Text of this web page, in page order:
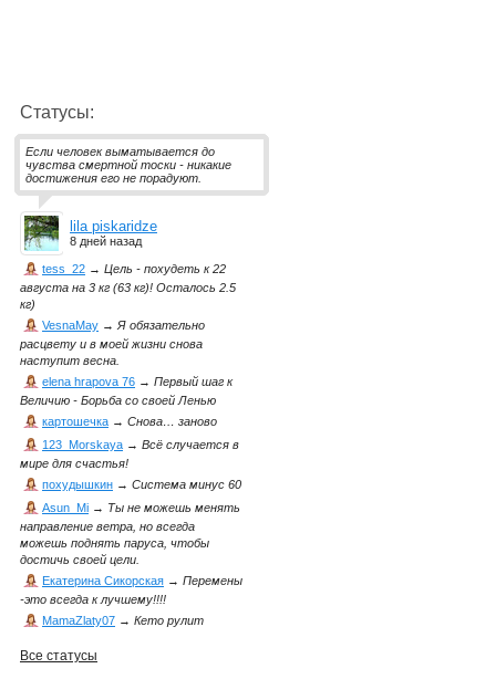
Статусы:
Если человек выматывается до
чувства смертной тоски - никакие
достижения его не порадуют.
lila piskaridze
8 дней назад
tess_22 → Цель - похудеть к 22
августа на 3 кг (63 кг)! Осталось 2.5
кг)
VesnaMay →Я обязательно
расцвету и в моей жизни снова
наступит весна.
elena hrapova 76 → Первый шаг к
Величию - Борьба со своей Ленью
картошечка → Снова… заново
123_Morskaya → Всё случается в
мире для счастья!
похудышкин → Система минус 60
Asun_Mi → Ты не можешь менять
направление ветра, но всегда
можешь поднять паруса, чтобы
достичь своей цели.
Екатерина Сикорская → Перемены
-это всегда к лучшему!!!!
MamaZlaty07 → Кето рулит
Все статусы